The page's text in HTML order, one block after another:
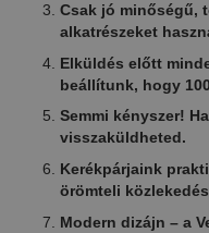
Csak jó minőségű,
alkatrészeket
Elküldés előtt
beállítunk, hogy
Semmi kényszer!
visszaküldheted.
Kerékpárjaink
örömteli
Modern dizájn – a